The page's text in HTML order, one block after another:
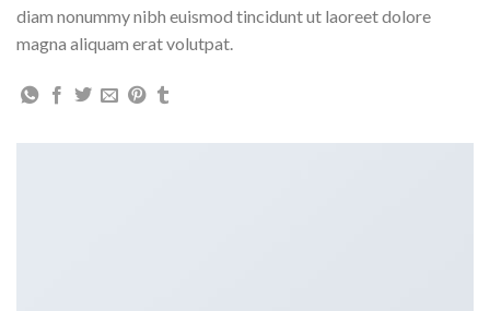
diam nonummy nibh euismod tincidunt ut laoreet dolore
magna aliquam erat volutpat.